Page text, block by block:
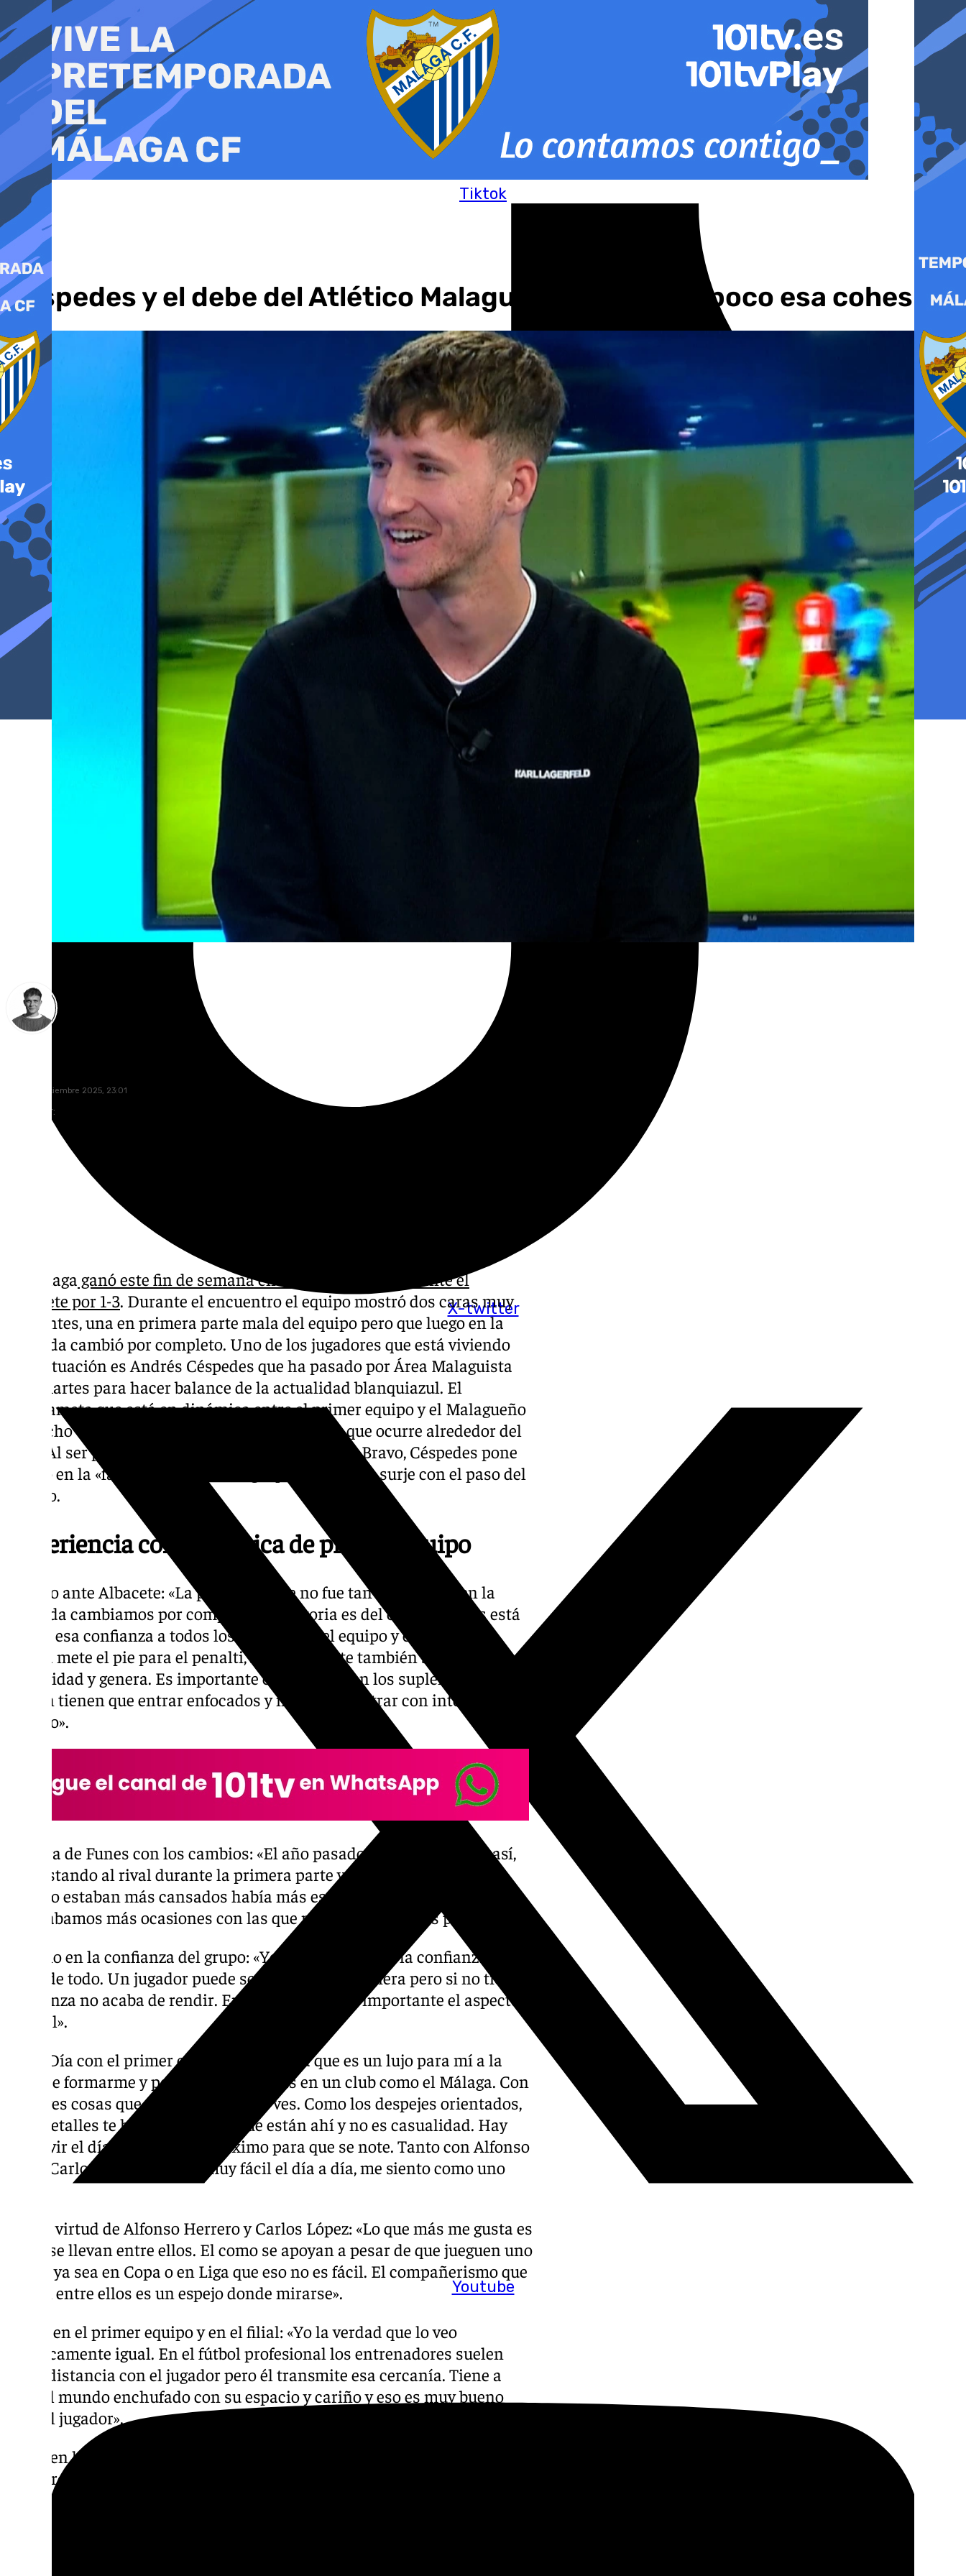
al
contenido
Tiktok
X-twitter
Youtube
Céspedes y el debe del Atlético Malagueño: «Falta un poco esa cohesión
lunes, 15 diciembre 2025, 23:01
Compartir:
El Málaga ganó este fin de semana en el Carlos Belmonte ante el
Albacete por 1-3. Durante el encuentro el equipo mostró dos caras muy
diferentes, una en primera parte mala del equipo pero que luego en la
segunda cambió por completo. Uno de los jugadores que está viviendo
esta situación es Andrés Céspedes que ha pasado por Área Malaguista
este martes para hacer balance de la actualidad blanquiazul. El
guardameta que está en dinámica entre el primer equipo y el Malagueño
ha hecho un repaso de la situación y de todo lo que ocurre alrededor del
filial. Al ser preguntado por la situación de los de Bravo, Céspedes pone
el foco en la «falta de cohesión», algo que indica que surje con el paso del
tiempo.
Experiencia con dinámica de primer equipo
Partido ante Albacete: «La primera parte no fue tan buena pero en la
segunda cambiamos por completo. La victoria es del equipo. Funes está
dando esa confianza a todos los jugadores del equipo y eso se nota.
Ochoa mete el pie para el penalti, luego Chupete también sale con
intensidad y genera. Es importante como entraron los suplentes, los que
entran tienen que entrar enfocados y no es fácil entrar con intensidad al
partido».
Lectura de Funes con los cambios: «El año pasado ganamos mucho así,
desgastando al rival durante la primera parte y luego en la segunda
cuando estaban más cansados había más espacios. En el final siempre
generábamos más ocasiones con las que nos llevábamos los partidos».
Cambio en la confianza del grupo: «Yo creo que al final la confianza es la
clave de todo. Un jugador puede ser lo bueno que quiera pero si no tiene
confianza no acaba de rendir. En el fútbol es muy importante el aspecto
mental».
Día a Día con el primer equipo: «La verdad que es un lujo para mí a la
hora de formarme y poder entrenar, más en un club como el Málaga. Con
ellos ves cosas que en otros sitios no ves. Como los despejes orientados,
esos detalles te hacen mirar porque están ahí y no es casualidad. Hay
que vivir el día a día y dar el máximo para que se note. Tanto con Alfonso
como Carlos con se te hace muy fácil el día a día, me siento como uno
Mayor virtud de Alfonso Herrero y Carlos López: «Lo que más me gusta es
como se llevan entre ellos. El como se apoyan a pesar de que jueguen uno
o otro, ya sea en Copa o en Liga que eso no es fácil. El compañerismo que
tienen entre ellos es un espejo donde mirarse».
Funes en el primer equipo y en el filial: «Yo la verdad que lo veo
prácticamente igual. En el fútbol profesional los entrenadores suelen
tener distancia con el jugador pero él transmite esa cercanía. Tiene a
todo el mundo enchufado con su espacio y cariño y eso es muy bueno
para el jugador».
Pique en los entrenamientos: «Tengo mucho pique con Chupete y Rafa
por la relación tan cercana que tengo con ellos. No es lo mismo que me
metan ellos que otros. Cuando me meten un gol veo alguna risilla pero